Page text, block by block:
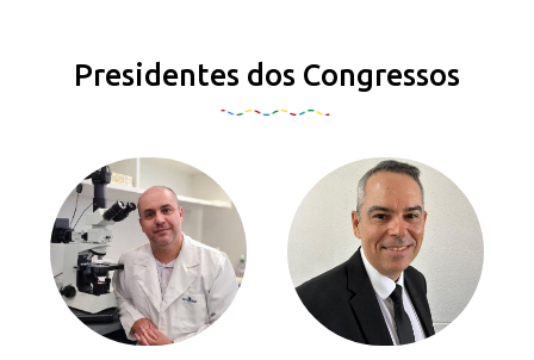
Presidentes dos Congressos